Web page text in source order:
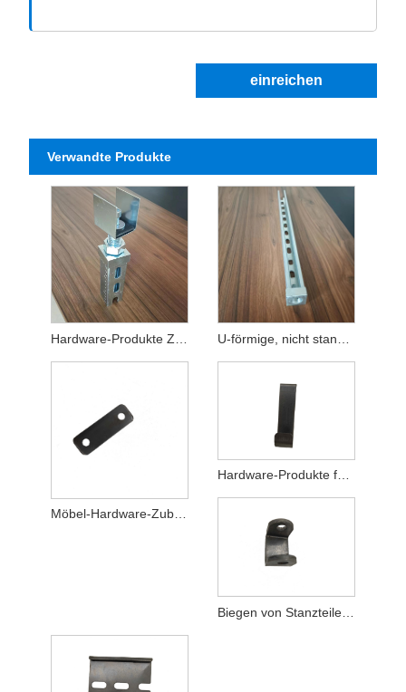
einreichen
Verwandte Produkte
Möbel-Hardware-Zubehör, Metallstanzteile
Hardware-Produkte für die Verarbeitung von Metallstanzteilen
Biegen von Stanzteilen aus Edelstahl